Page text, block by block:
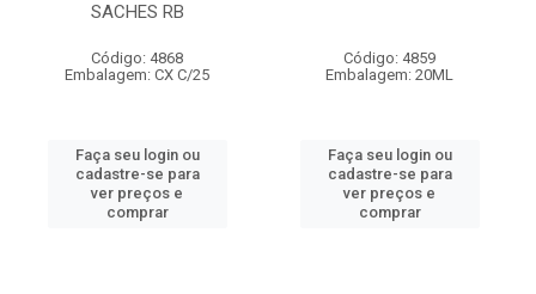
SACHES RB
Código: 4868
Embalagem: CX C/25
Faça seu login ou
cadastre-se para
ver preços e
comprar
Código: 4859
Embalagem: 20ML
Faça seu login ou
cadastre-se para
ver preços e
comprar